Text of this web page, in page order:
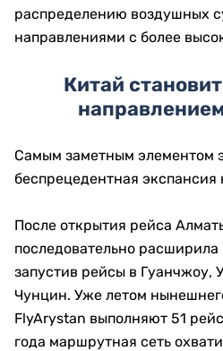
распределению воздушных
направлениями с более
Китай
Самым заметным элементом
беспрецедентная
После открытия рейса
последовательно
запустив рейсы в Гуанчжоу,
Чунцин. Уже летом
FlyArystan выполняют 51
года маршрутная сеть